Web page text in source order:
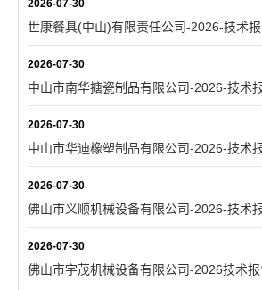
2026-07-30
世康餐具(中山)有限责任公司-2026-技术
2026-07-30
中山市南华搪瓷制品有限公司-2026-技术
2026-07-30
中山市华迪橡塑制品有限公司-2026-技术
2026-07-30
佛山市义顺机械设备有限公司-2026-技术
2026-07-30
佛山市宇茂机械设备有限公司-2026技术